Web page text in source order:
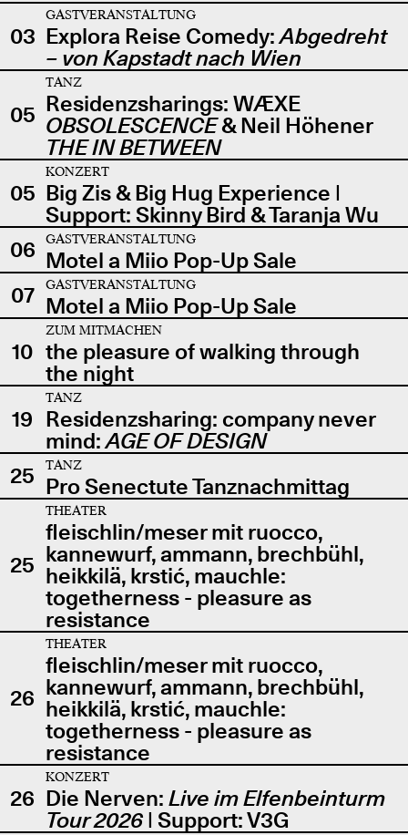
03
GASTVERANSTALTUNG
Explora Reise Comedy:Abgedreht
– von Kapstadt nach Wien
05
TANZ
Residenzsharings: WÆXE
OBSOLESCENCE& Neil Höhener
THE IN BETWEEN
05
KONZERT
Big Zis & Big Hug Experience |
Support: Skinny Bird & Taranja Wu
06
GASTVERANSTALTUNG
Motel a Miio Pop-Up Sale
07
GASTVERANSTALTUNG
Motel a Miio Pop-Up Sale
10
ZUM MITMACHEN
the pleasure of walking through
the night
19
TANZ
Residenzsharing: company never
mind:AGE OF DESIGN
25
TANZ
Pro Senectute Tanznachmittag
25
THEATER
fleischlin/meser mit ruocco,
kannewurf, ammann, brechbühl,
heikkilä, krstić, mauchle:
togetherness - pleasure as
resistance
26
THEATER
fleischlin/meser mit ruocco,
kannewurf, ammann, brechbühl,
heikkilä, krstić, mauchle:
togetherness - pleasure as
resistance
26
KONZERT
Die Nerven: Live im Elfenbeinturm
Tour 2026| Support: V3G